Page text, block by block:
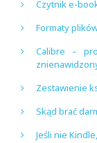
Czytnik e-
Formaty
Calibre –
Zestawienie
Skąd brać
Jeśli nie